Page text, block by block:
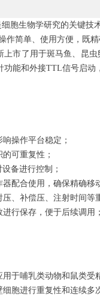
生物学研究的关键技
简单、使用方便，既精
市了用于斑马鱼、昆
能和外接TTL信号启
操作平台稳定；
可重复性；
备进行控制；
配合使用，确保精确移
、补偿压、注射时间等
行保存，便于后续调用
于哺乳类动物和鼠类
胞进行重复性和连续多